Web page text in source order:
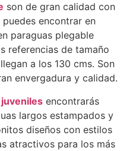
son de gran calidad con
encontrar en
paraguas plegable
referencias de tamaño
a los 130 cms. Son
envergadura y calidad.
encontrarás
largos estampados y
diseños con estilos
atractivos para los más